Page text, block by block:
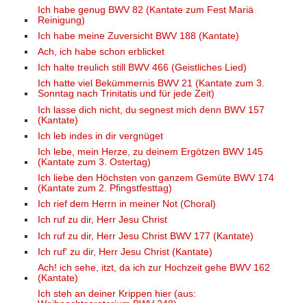
Ich habe genug BWV 82 (Kantate zum Fest Mariä
Reinigung)
Ich habe meine Zuversicht BWV 188 (Kantate)
Ach, ich habe schon erblicket
Ich halte treulich still BWV 466 (Geistliches Lied)
Ich hatte viel Bekümmernis BWV 21 (Kantate zum 3.
Sonntag nach Trinitatis und für jede Zeit)
Ich lasse dich nicht, du segnest mich denn BWV 157
(Kantate)
Ich leb indes in dir vergnüget
Ich lebe, mein Herze, zu deinem Ergötzen BWV 145
(Kantate zum 3. Ostertag)
Ich liebe den Höchsten von ganzem Gemüte BWV 174
(Kantate zum 2. Pfingstfesttag)
Ich rief dem Herrn in meiner Not (Choral)
Ich ruf zu dir, Herr Jesu Christ
Ich ruf zu dir, Herr Jesu Christ BWV 177 (Kantate)
Ich ruf' zu dir, Herr Jesu Christ (Kantate)
Ach! ich sehe, itzt, da ich zur Hochzeit gehe BWV 162
(Kantate)
Ich steh an deiner Krippen hier (aus: